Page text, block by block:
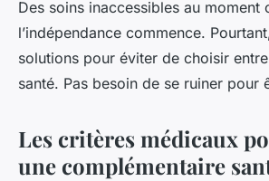
Des soins inaccessibles au moment
l’indépendance commence.
solutions pour éviter de choisir
santé. Pas besoin de se ruiner pour
Les critères médicaux
une complémentaire